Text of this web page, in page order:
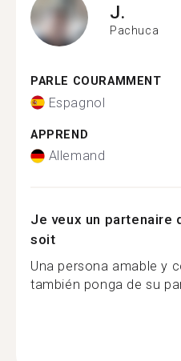
J.
Pachuca
PARLE COURAMMENT
Espagnol
APPREND
Allemand
Je veux un partenaire
soit
Una persona amable y
también ponga de su